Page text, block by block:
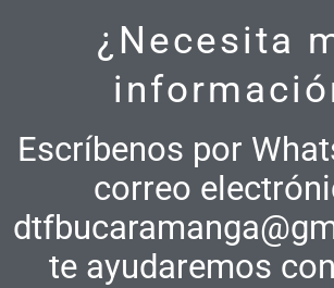
¿Necesita
Escríbenos por
correo
te ayudaremos